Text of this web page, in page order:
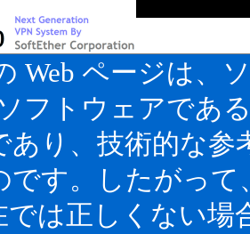
Web ページは、
フトウェアであ
あり、技術的な参
です。したがって
では正しくない